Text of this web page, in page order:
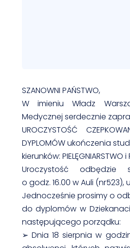
SZANOWNI PAŃSTWO,
W imieniu Władz
Medycznej serdecznie
UROCZYSTOŚĆ
DYPLOMÓW ukończenia
kierunków: PIELĘGNIARSTWO
Uroczystość odbędzie
o godz. 16.00 w Auli (nr523),
Jednocześnie prosimy o
do dyplomów w
następującego porządku:
➢ Dnia 18 sierpnia w